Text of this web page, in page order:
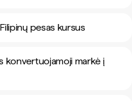
pesas kursus
konvertuojamoji markė į